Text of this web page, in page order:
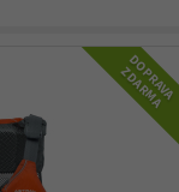
DOPRAVA
ZDARMA